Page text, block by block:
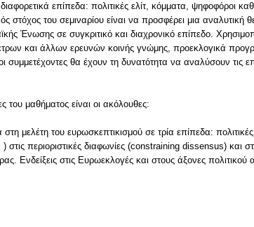
επίπεδα: πολιτικές ελίτ, κόμματα, ψηφοφόροι
του σεμιναρίου είναι να προσφέρει μια αναλυτική
Ένωσης σε συγκριτικό και διαχρονικό επίπεδο.
και άλλων ερευνών κοινής γνώμης, προεκλογικά
θα έχουν τη δυνατότητα να αναλύσουν τις
του μαθήματος είναι οι ακόλουθες:
μελέτη του ευρωσκεπτικισμού σε τρία επίπεδα:
περιοριστικές διαφωνίες (constraining dissensus) και
Ενδείξεις στις Ευρωεκλογές και στους άξονες πολιτικού